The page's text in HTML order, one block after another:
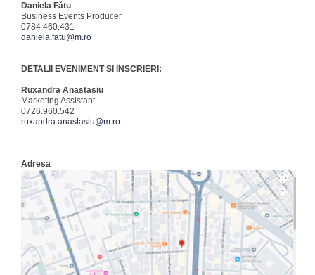
Daniela Fătu
Business Events Producer
0784 460.431
daniela.fatu@m.ro
DETALII EVENIMENT SI INSCRIERI:
Ruxandra Anastasiu
Marketing Assistant
0726.960.542
ruxandra.anastasiu@m.ro
Adresa